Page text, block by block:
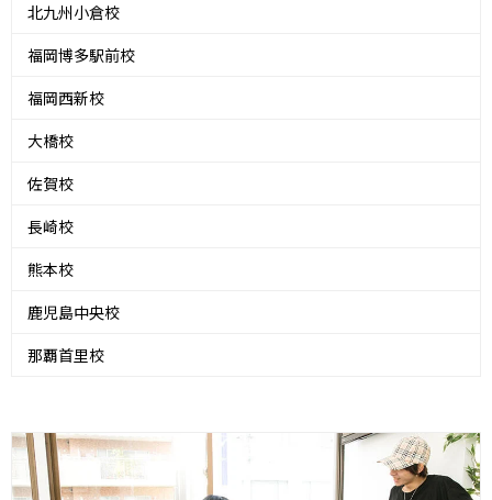
北九州小倉校
福岡博多駅前校
福岡西新校
大橋校
佐賀校
長崎校
熊本校
鹿児島中央校
那覇首里校